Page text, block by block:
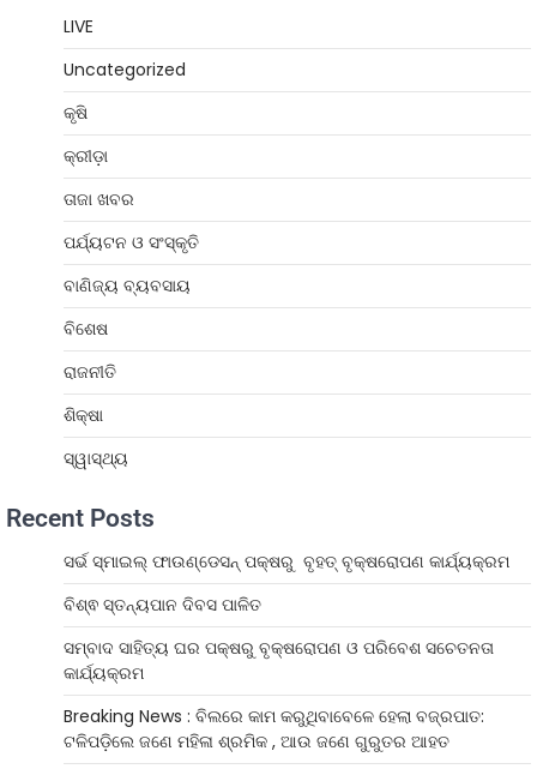
LIVE
Uncategorized
କୃଷି
କ୍ରୀଡ଼ା
ତାଜା ଖବର
ପର୍ଯ୍ୟଟନ ଓ ସଂସ୍କୃତି
ବାଣିଜ୍ୟ ବ୍ୟବସାୟ
ବିଶେଷ
ରାଜନୀତି
ଶିକ୍ଷା
ସ୍ୱାସ୍ଥ୍ୟ
Recent Posts
ସର୍ଭ ସ୍ମାଇଲ୍ ଫାଉଣ୍ଡେସନ୍ ପକ୍ଷରୁ ବୃହତ୍ ବୃକ୍ଷରୋପଣ କାର୍ଯ୍ୟକ୍ରମ
ବିଶ୍ଵ ସ୍ତନ୍ୟପାନ ଦିବସ ପାଳିତ
ସମ୍ବାଦ ସାହିତ୍ୟ ଘର ପକ୍ଷରୁ ବୃକ୍ଷରୋପଣ ଓ ପରିବେଶ ସଚେତନତା
କାର୍ଯ୍ୟକ୍ରମ
Breaking News : ବିଲରେ କାମ କରୁଥିବାବେଳେ ହେଲା ବଜ୍ରପାତ:
ଟଳିପଡ଼ିଲେ ଜଣେ ମହିଳା ଶ୍ରମିକ , ଆଉ ଜଣେ ଗୁରୁତର ଆହତ